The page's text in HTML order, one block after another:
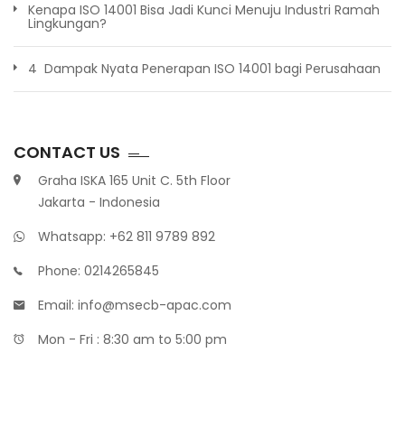
Kenapa ISO 14001 Bisa Jadi Kunci Menuju Industri Ramah
Lingkungan?
4 Dampak Nyata Penerapan ISO 14001 bagi Perusahaan
CONTACT US
Graha ISKA 165 Unit C. 5th Floor
Jakarta - Indonesia
Whatsapp: +62 811 9789 892
Phone: 0214265845
Email: info@msecb-apac.com
Mon - Fri : 8:30 am to 5:00 pm